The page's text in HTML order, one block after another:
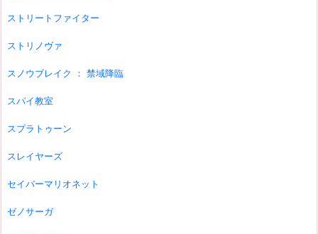
ストリートファイター
ストリノヴァ
スノウブレイク ： 禁域降臨
スパイ教室
スプラトゥーン
スレイヤーズ
セイバーマリオネット
ゼノサーガ